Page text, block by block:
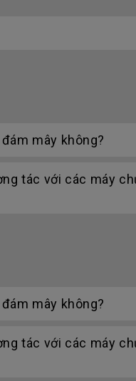
mây không?
tác với các máy
mây không?
tác với các máy